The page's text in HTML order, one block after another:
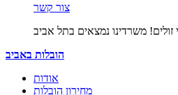
צור קשר
משרדינו נמצאים בתל אביב
הובלות באביב
אודות
מחירון הובלות